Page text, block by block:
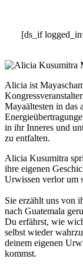
[ds_if
Alicia ist
Mayaältesten in das
in ihr Inneres und
zu entfalten.
Alicia Kusumitra
ihre eigenen
Urwissen verlor um
Sie erzählt uns von
nach Guatemala
Du erfährst, wie
selbst wieder
deinem eigenen
kommst.